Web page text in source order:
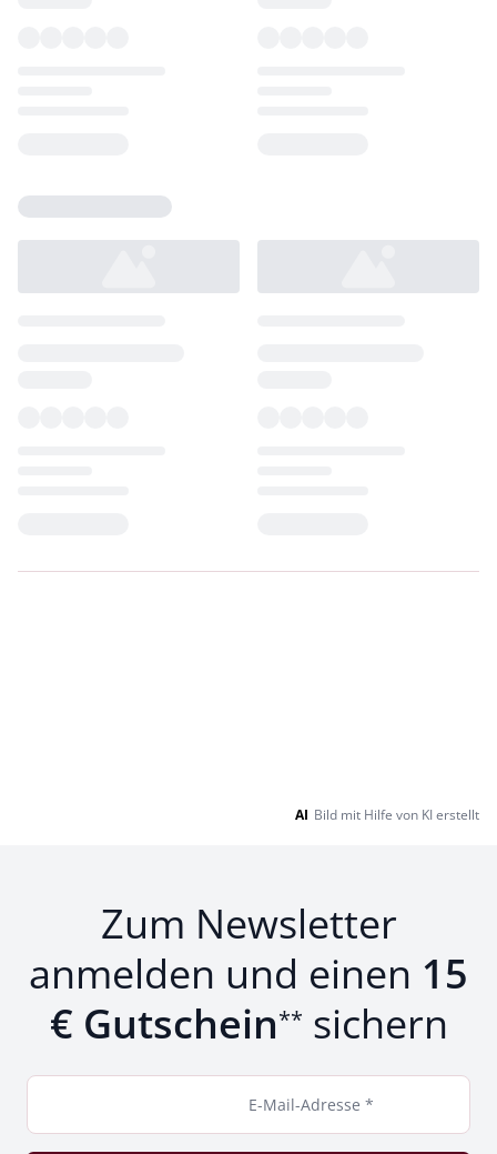
AI Bild mit Hilfe von KI erstellt
Zum Newsletter
anmelden und einen 15
€ Gutschein** sichern
E-Mail-Adresse *